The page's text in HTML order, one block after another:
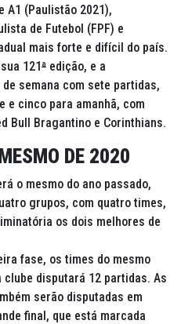
A1 (Paulistão 2021),
de Futebol (FPF) e
mais forte e difícil do país.
121ª edição, e a
semana com sete partidas,
e cinco para amanhã, com
Bull Bragantino e Corinthians.
DE 2020
o mesmo do ano passado,
grupos, com quatro times,
os dois melhores de
fase, os times do mesmo
disputará 12 partidas. As
serão disputadas em
final, que está marcada